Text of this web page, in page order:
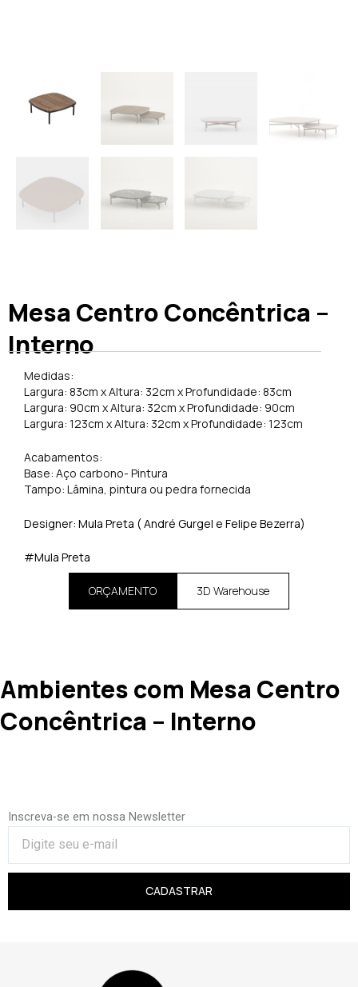
Mesa Centro Concêntrica –
Interno
Medidas:
Largura: 83cm x Altura: 32cm x Profundidade: 83cm
Largura: 90cm x Altura: 32cm x Profundidade: 90cm
Largura: 123cm x Altura: 32cm x Profundidade: 123cm
Acabamentos:
Base: Aço carbono- Pintura
Tampo: Lâmina, pintura ou pedra fornecida
Designer: Mula Preta ( André Gurgel e Felipe Bezerra)
#Mula Preta
ORÇAMENTO 3D Warehouse
Ambientes com Mesa Centro
Concêntrica – Interno
Inscreva-se em nossa Newsletter
CADASTRAR